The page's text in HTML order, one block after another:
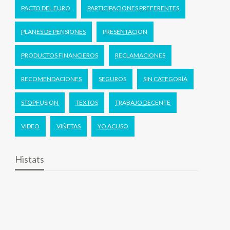
PACTO DEL EURO PARTICIPACIONES PREFERENTES
PLANES DE PENSIONES PRESENTACION
PRODUCTOS FINANCIEROS RECLAMACIONES
RECOMENDACIONES SEGUROS SIN CATEGORÍA
STOPFUSION TEXTOS TRABAJO DECENTE
VIDEO VIÑETAS YO ACUSO
Histats